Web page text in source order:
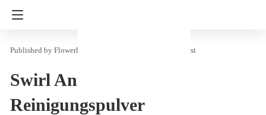
Flowerly Produkttest
Swirl Anti Calc Bio &
Reinigungspulver